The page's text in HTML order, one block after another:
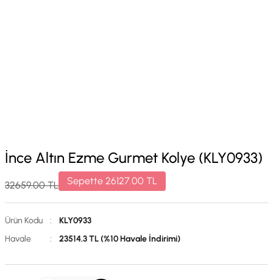
İnce Altın Ezme Gurmet Kolye (KLY0933)
32659.00TL Sepette 26127.00 TL
Ürün Kodu :
KLY0933
Havale
: 23514.3 TL (%10 Havale İndirimi)